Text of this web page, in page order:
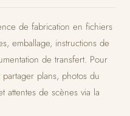
de fabrication en fichiers
emballage, instructions de
de transfert. Pour
plans, photos du
attentes de scènes via la